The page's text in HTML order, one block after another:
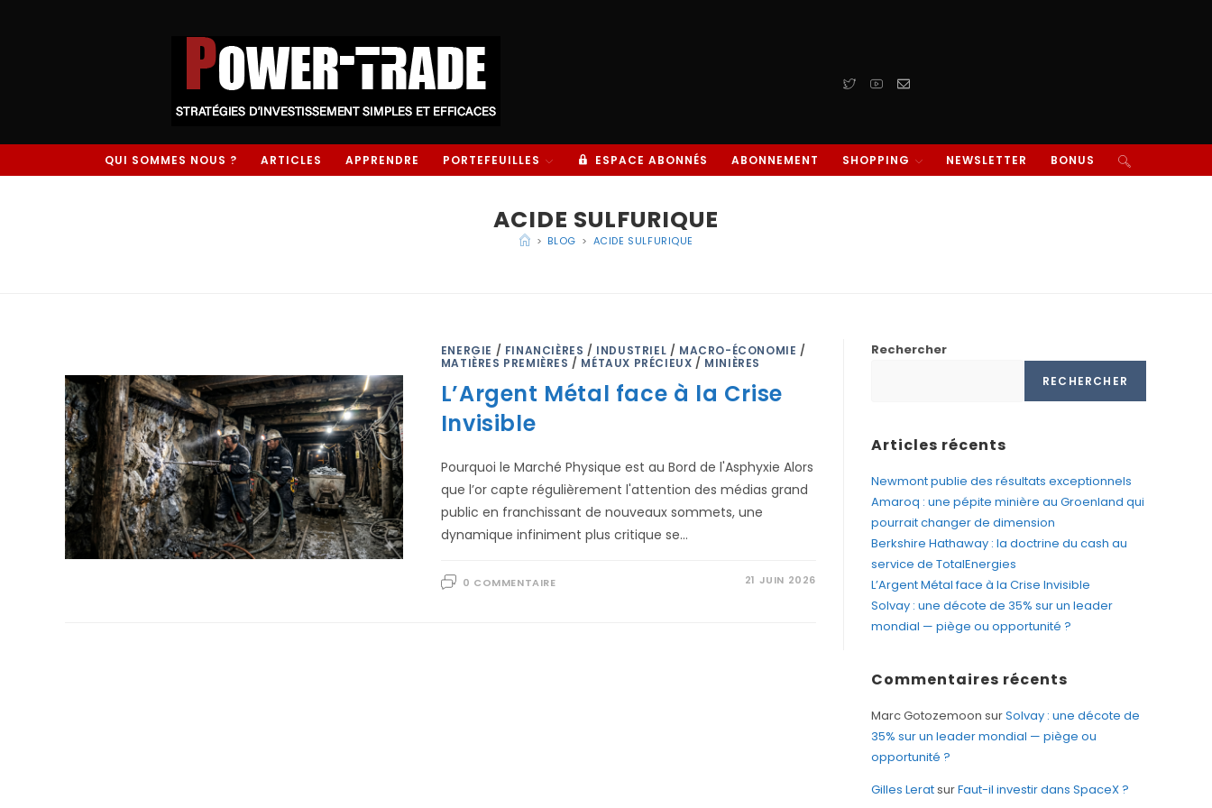
QUI SOMMES NOUS ? ARTICLES APPRENDRE PORTEFEUILLES ESPACE ABONNÉS ABONNEMENT SHOPPING NEWSLETTER BONUS
ACIDE SULFURIQUE
> BLOG > ACIDE SULFURIQUE
ENERGIE / FINANCIÈRES / INDUSTRIEL / MACRO-ÉCONOMIE /
MATIÈRES PREMIÈRES / MÉTAUX PRÉCIEUX / MINIÈRES
L’Argent Métal face à la Crise
Invisible
Pourquoi le Marché Physique est au Bord de l'Asphyxie Alors
que l’or capte régulièrement l'attention des médias grand
public en franchissant de nouveaux sommets, une
dynamique infiniment plus critique se…
0 COMMENTAIRE 21 JUIN 2026
Rechercher
RECHERCHER
Articles récents
Newmont publie des résultats exceptionnels
Amaroq : une pépite minière au Groenland qui
pourrait changer de dimension
Berkshire Hathaway : la doctrine du cash au
service de TotalEnergies
L’Argent Métal face à la Crise Invisible
Solvay : une décote de 35% sur un leader
mondial — piège ou opportunité ?
Commentaires récents
Marc Gotozemoon surSolvay : une décote de
35% sur un leader mondial — piège ou
opportunité ?
Gilles LeratsurFaut-il investir dans SpaceX ?